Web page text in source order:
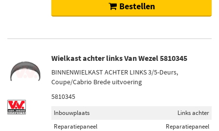
Bestellen
Wielkast achter links Van Wezel 5810345
BINNENWIELKAST ACHTER LINKS 3/5-Deurs,
Coupe/Cabrio Brede uitvoering
5810345
Inbouwplaats
Links achter
Reparatiepaneel
Reparatiepaneel